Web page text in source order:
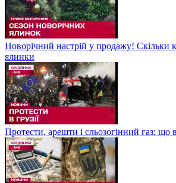
Новорічний настрій у продажу! Скільки
ялинки
Протести, арешти і сльозогінний газ: що